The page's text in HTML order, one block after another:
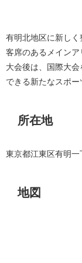
有明北地区に新し
客席のあるメインア
大会後は、国際大
できる新たなスポー
所在地
東京都江東区有明一
地図